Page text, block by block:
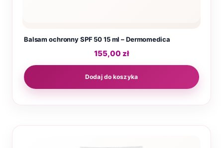
Balsam ochronny SPF 50 15 ml – Dermomedica
155,00 zł
Dodaj do koszyka